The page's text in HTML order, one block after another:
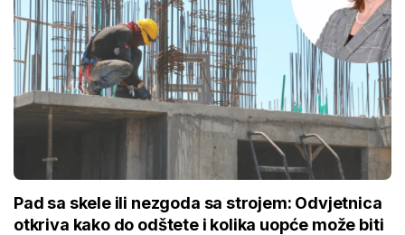
Pad sa skele ili nezgoda sa strojem: Odvjetnica
otkriva kako do odštete i kolika uopće može biti